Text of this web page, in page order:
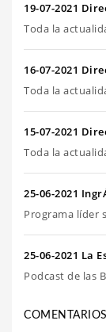
19-07-2021
Toda la
16-07-2021
Toda la
15-07-2021
Toda la
25-06-2021
Programa líder
25-06-2021 La
Podcast de las